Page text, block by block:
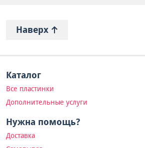
Наверх
Каталог
Все пластинки
Дополнительные услуги
Нужна помощь?
Доставка